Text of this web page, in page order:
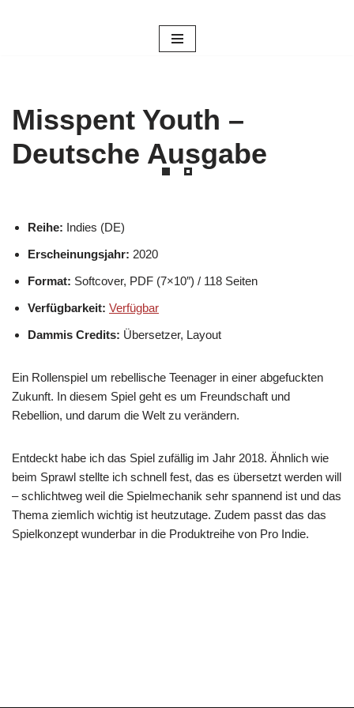
Misspent Youth –
Deutsche Ausgabe
Reihe: Indies (DE)
Erscheinungsjahr: 2020
Format: Softcover, PDF (7×10″) / 118 Seiten
Verfügbarkeit: Verfügbar
Dammis Credits: Übersetzer, Layout
Ein Rollenspiel um rebellische Teenager in einer abgefuckten
Zukunft. In diesem Spiel geht es um Freundschaft und
Rebellion, und darum die Welt zu verändern.
Entdeckt habe ich das Spiel zufällig im Jahr 2018. Ähnlich wie
beim Sprawl stellte ich schnell fest, das es übersetzt werden will
– schlichtweg weil die Spielmechanik sehr spannend ist und das
Thema ziemlich wichtig ist heutzutage. Zudem passt das das
Spielkonzept wunderbar in die Produktreihe von Pro Indie.